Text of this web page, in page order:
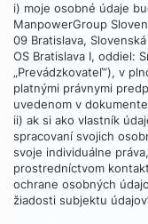
i) moje osobné údaje
ManpowerGroup
09 Bratislava,
OS Bratislava I, oddiel:
„Prevádzkovateľ“), v
platnými právnymi
uvedenom v
ii) ak si ako vlastník
spracovaní svojich
svoje individuálne
prostredníctvom
ochrane osobných
žiadosti subjektu